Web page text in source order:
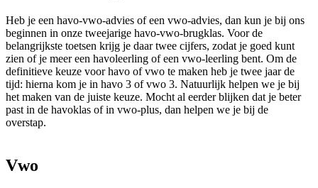
Heb je een havo-vwo-advies of een vwo-advies, dan kun je bij ons
beginnen in onze tweejarige havo-vwo-brugklas. Voor de
belangrijkste toetsen krijg je daar twee cijfers, zodat je goed kunt
zien of je meer een havoleerling of een vwo-leerling bent. Om de
definitieve keuze voor havo of vwo te maken heb je twee jaar de
tijd: hierna kom je in havo 3 of vwo 3. Natuurlijk helpen we je bij
het maken van de juiste keuze. Mocht al eerder blijken dat je beter
past in de havoklas of in vwo-plus, dan helpen we je bij de
overstap.
Vwo